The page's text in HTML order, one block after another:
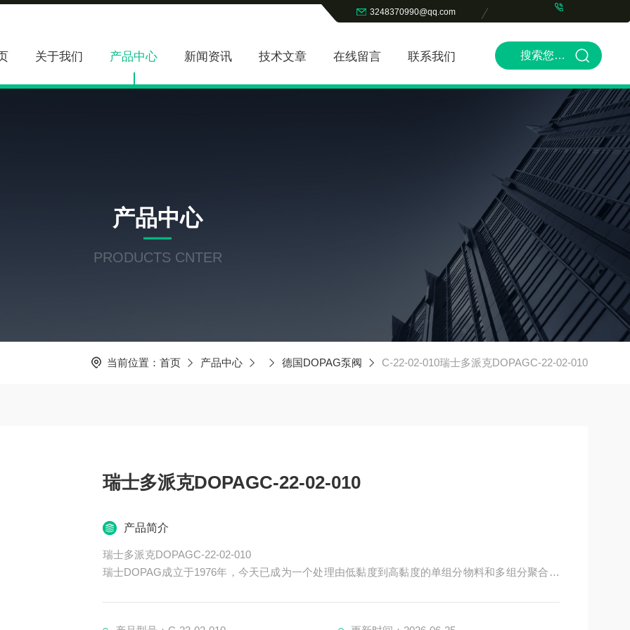
3248370990@qq.com
关于我们 产品中心 新闻资讯 技术文章 在线留言 联系我们
产品中心
PRODUCTS CNTER
当前位置： 首页 产品中心 德国DOPAG泵阀 C-22-02-010瑞士多派克DOPAGC-22-02-010
瑞士多派克DOPAGC-22-02-010
产品简介
瑞士多派克DOPAGC-22-02-010
瑞士DOPAG成立于1976年，今天已成为一个处理由低黏度到高黏度的单组分物料和多组分聚合物
圈等。